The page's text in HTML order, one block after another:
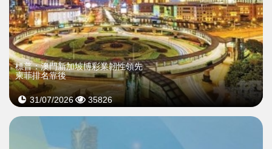
標普：澳門新加坡博彩業韌性領先
柬菲排名靠後
31/07/2026 35826